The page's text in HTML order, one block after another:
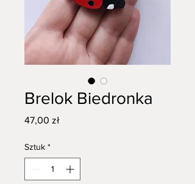
Brelok Biedronka
47,00 złCena
Sztuk *